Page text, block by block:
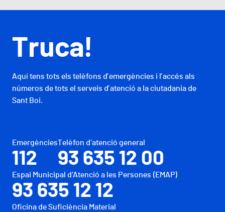
Truca!
Aquí tens tots els telèfons d’emergències i l’accés als
números de tots el serveis d’atenció a la ciutadania de
Sant Boi.
Emergències
112
Telèfon d'atenció general
93 635 12 00
Espai Municipal d'Atenció a les Persones (EMAP)
93 635 12 12
Oficina de Suficiència Material